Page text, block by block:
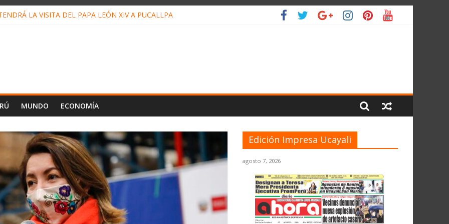
LA VISITA DEL PAPA LEÓN XIV A PUCALLPA
MUNDO ECONOMÍA
Edición Impresa Ucayali
agosto 7, 2026